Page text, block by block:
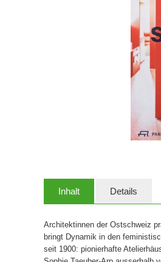
Inhalt Details
Architektinnen der Ostschweiz
bringt Dynamik in den
seit 1900: pionierhafte